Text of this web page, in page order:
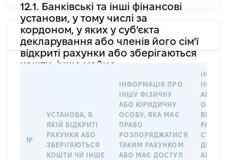
12.1. Банківські та інші фінансові
установи, у тому числі за
кордоном, у яких у суб'єкта
декларування або членів його сім'ї
відкриті рахунки або зберігаються
кошти, інше майно
№
УСТАНОВА, В
ЯКІЙ ВІДКРИТІ
РАХУНКИ АБО
ЗБЕРІГАЮТЬСЯ
КОШТИ ЧИ ІНШЕ
ІНФОРМАЦІЯ ПРО
ІНШУ ФІЗИЧНУ
АБО ЮРИДИЧНУ
ОСОБУ, ЯКА МАЄ
ПРАВО
РОЗПОРЯДЖАТИСЯ
ТАКИМ РАХУНКОМ
АБО МАЄ ДОСТУП
ІНШУ
АБО
АБО